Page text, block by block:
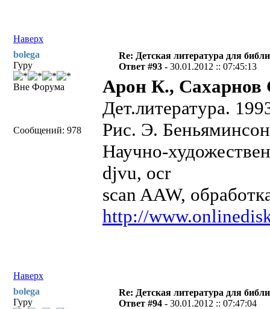
Наверх
bolega
Гуру
Вне Форума
Сообщений: 978
Re: Детская литература для
Ответ #93 -30.01.2012 :: 07:45:13
Арон К., Сахарнов
Дет.литература.
Рис. Э.
Научно-
djvu, ocr
scan AAW,
http://
Наверх
bolega
Гуру
Re: Детская литература для
Ответ #94 -30.01.2012 :: 07:47:04